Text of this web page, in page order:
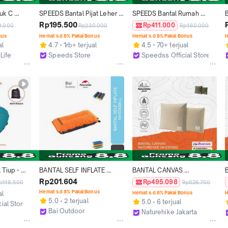
C
Neck
Untuk
SPEEDS Bantal Pijat Leher
Berbentuk U Alat Pijat
Portable Car Massage 070-
27
Rp195.500Rp230.000
Hemat s.d 8% Pakai Bonus
4.7
1rb+ terjual
Speeds Store
SPEEDS Bantal Rumah
Portable Alat Elektrik Bantal
Portable Tubuh Leher
Punggung 070-9
Rp411.000 Rp460.000
Hemat s.d 8% Pakai Bonus
4.5
70+ terjual
Speedss Official Store
Tiup -
Hiking
Store
BANTAL SELF INFLATE
NATUREHIKE NH17A001-L
TRAVELING PORTABLE
CAMPING
Rp201.604
Hemat s.d 8% Pakai Bonus
5.0
2 terjual
Bai Outdoor
BANTAL CANVAS
NATUREHIKE NH21PS002
TRAVELING PORTABLE
LIPAT CAMPING
Rp495.098 Rp526.700
Hemat s.d 8% Pakai Bonus
5.0
6 terjual
Naturehike Jakarta